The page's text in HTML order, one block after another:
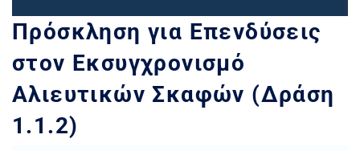
Πρόσκληση για Επενδύσεις
στον Εκσυγχρονισμό
Αλιευτικών Σκαφών (Δράση
1.1.2)